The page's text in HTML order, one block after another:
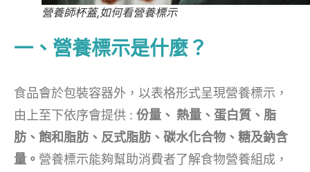
營養師杯蓋,如何看營養標示
一、營養標示是什麼？
食品會於包裝容器外，以表格形式呈現營養標示，
由上至下依序會提供 : 份量、 熱量、蛋白質、脂
肪、飽和脂肪、反式脂肪、碳水化合物、糖及鈉含
量。 營養標示能夠幫助消費者了解食物營養組成，